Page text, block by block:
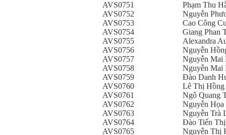
AVS0751
Phạm Thu
AVS0752
Nguyễn
AVS0753
Cao Công
AVS0754
Giang Phan
AVS0755
Alexandra
AVS0756
Nguyễn
AVS0757
Nguyễn Mai
AVS0758
Nguyễn Mai
AVS0759
Đào Danh
AVS0760
Lê Thị Hồng
AVS0761
Ngô Quang
AVS0762
Nguyễn
AVS0763
Nguyễn Trà
AVS0764
Đào Tiến
AVS0765
Nguyễn Thị